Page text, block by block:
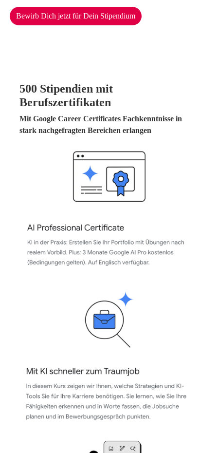
Bewirb Dich jetzt für Dein Stipendium
500 Stipendien mit
Berufszertifikaten
Mit Google Career Certificates Fachkenntnisse in
stark nachgefragten Bereichen erlangen